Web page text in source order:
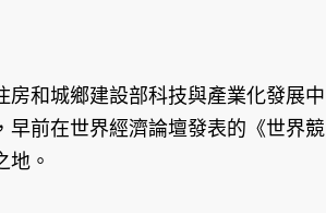
和城鄉建設部科技與產業化發展中
前在世界經濟論壇發表的《世界競
地。